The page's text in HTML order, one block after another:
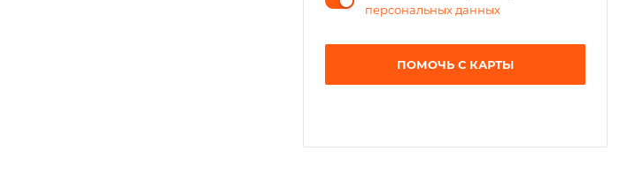
персональных данных
ПОМОЧЬ С КАРТЫ